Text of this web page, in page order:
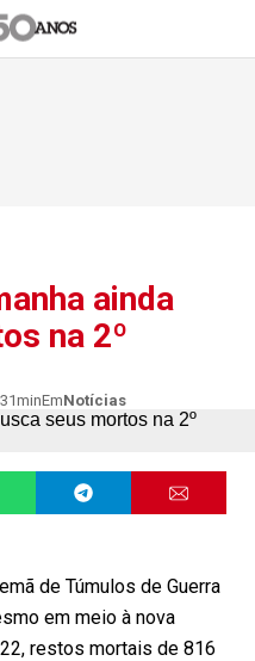
ainda
na 2º
EmNotícias
de Túmulos de Guerra
em meio à nova
restos mortais de 816